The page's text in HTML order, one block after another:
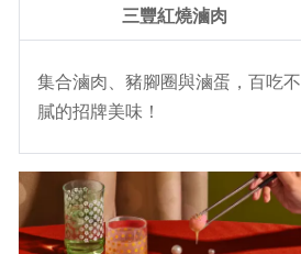
三豐紅燒滷肉
集合滷肉、豬腳圈與滷蛋，百吃不
膩的招牌美味！